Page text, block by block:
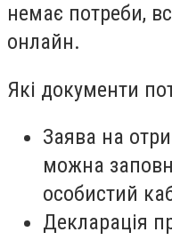
немає потреби,
онлайн.
Які документи
Заява на
можна
особистий
Декларація